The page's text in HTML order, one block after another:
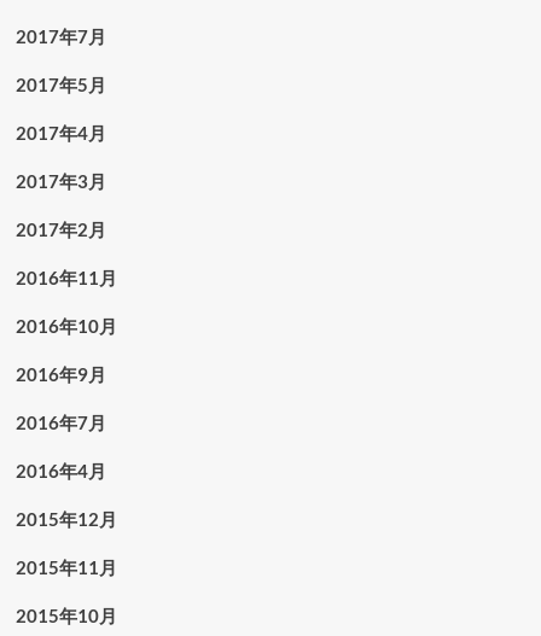
2017年7月
2017年5月
2017年4月
2017年3月
2017年2月
2016年11月
2016年10月
2016年9月
2016年7月
2016年4月
2015年12月
2015年11月
2015年10月